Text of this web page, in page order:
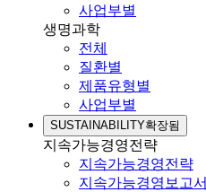
사업부별
생명과학
전체
질환별
제품유형별
사업부별
SUSTAINABILITY확장됨
지속가능경영전략
지속가능경영전략
지속가능경영보고서